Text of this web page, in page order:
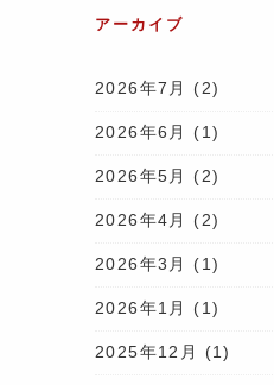
アーカイブ
2026年7月 (2)
2026年6月 (1)
2026年5月 (2)
2026年4月 (2)
2026年3月 (1)
2026年1月 (1)
2025年12月 (1)